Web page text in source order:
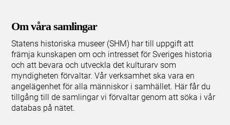
Om våra samlingar
Statens historiska museer (SHM) har till uppgift att
främja kunskapen om och intresset för Sveriges historia
och att bevara och utveckla det kulturarv som
myndigheten förvaltar. Vår verksamhet ska vara en
angelägenhet för alla människor i samhället. Här får du
tillgång till de samlingar vi förvaltar genom att söka i vår
databas på nätet.